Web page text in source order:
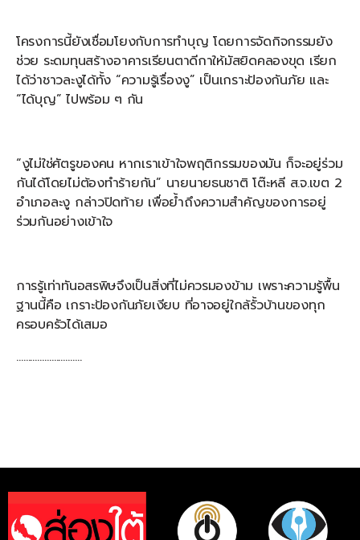
โครงการนี้ยังเชื่อมโยงกับการทำบุญ โดยการจัดกิจกรรมยัง
ช่วย ระดมทุนสร้างอาคารเรียนตาดีกาให้มัสยิดคลองขุด เรียก
ได้ว่าชาวละงูได้ทั้ง “ความรู้เรื่องงู” เป็นเกราะป้องกันภัย และ
“ได้บุญ” ไปพร้อม ๆ กัน
“งูไม่ใช่ศัตรูของคน หากเราเข้าใจพฤติกรรมของมัน ก็จะอยู่ร่วม
กันได้โดยไม่ต้องทำร้ายกัน” นายนายธนชาติ โต๊ะหลี ส.จ.เขต 2
อำเภอละงู กล่าวปิดท้าย เพื่อย้ำถึงความสำคัญของการอยู่
ร่วมกันอย่างเข้าใจ
การรู้เท่าทันอสรพิษจึงเป็นสิ่งที่ไม่ควรมองข้าม เพราะความรู้พื้น
ฐานนี้คือ เกราะป้องกันภัยเงียบ ที่อาจอยู่ใกล้รั้วบ้านของทุก
ครอบครัวได้เสมอ
……………………….